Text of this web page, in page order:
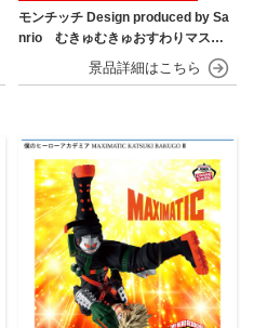
モンチッチ Design produced by Sa
nrio むきゅむきゅおすわりマスコ